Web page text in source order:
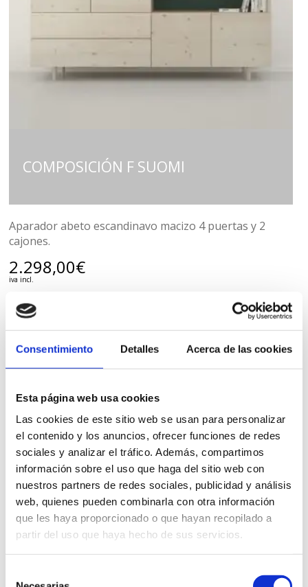
Consentimiento Detalles Acerca de las cookies
Esta página web usa cookies
Las cookies de este sitio web se usan para personalizar
el contenido y los anuncios, ofrecer funciones de redes
sociales y analizar el tráfico. Además, compartimos
información sobre el uso que haga del sitio web con
nuestros partners de redes sociales, publicidad y análisis
web, quienes pueden combinarla con otra información
que les haya proporcionado o que hayan recopilado a
partir del uso que haya hecho de sus servicios.
COMPOSICIÓN F SUOMI
Aparador abeto escandinavo macizo 4 puertas y 2
cajones.
2.298,00€
iva incl.